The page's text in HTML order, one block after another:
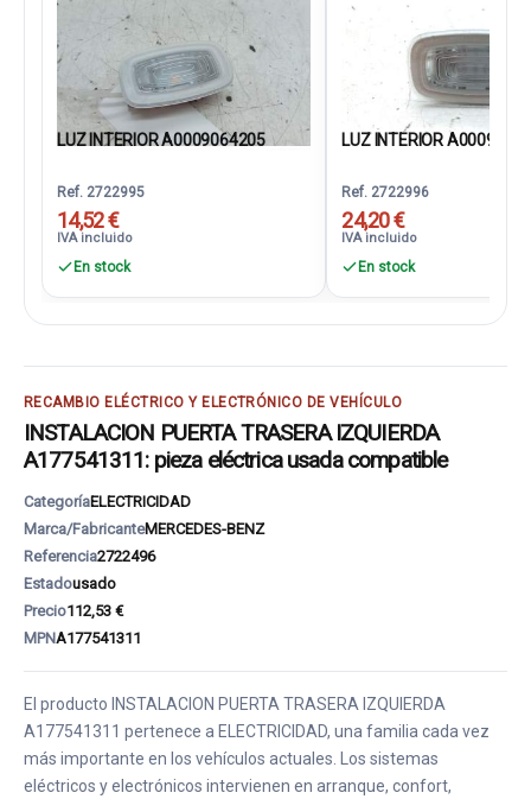
LUZ INTERIOR A0009064205
Ref. 2722995
14,52 €
IVA incluido
En stock
LUZ INTERIOR
Ref. 2722996
24,20 €
IVA incluido
En stock
RECAMBIO ELÉCTRICO Y ELECTRÓNICO DE VEHÍCULO
INSTALACION PUERTA TRASERA IZQUIERDA
A177541311: pieza eléctrica usada compatible
CategoríaELECTRICIDAD
Marca/FabricanteMERCEDES-BENZ
Referencia2722496
Estadousado
Precio112,53 €
MPNA177541311
El producto INSTALACION PUERTA TRASERA IZQUIERDA
A177541311 pertenece a ELECTRICIDAD, una familia cada vez
más importante en los vehículos actuales. Los sistemas
eléctricos y electrónicos intervienen en arranque, confort,